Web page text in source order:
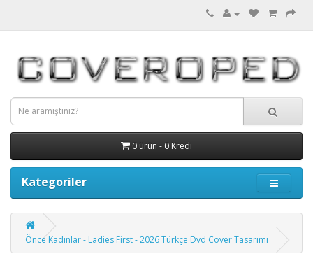
0 ürün - 0 Kredi
Kategoriler
Önce Kadınlar - Ladies First - 2026 Türkçe Dvd Cover Tasarımı